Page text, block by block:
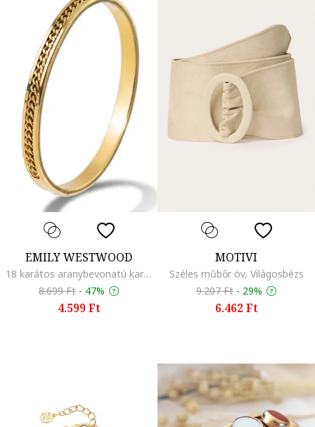
EMILY WESTWOOD
18 karátos aranybevonatú karperec, Aranyszín
8.699 Ft - 47%
4.599 Ft
MOTIVI
Széles műbőr öv, Világosbézs
9.207 Ft - 29%
6.462 Ft